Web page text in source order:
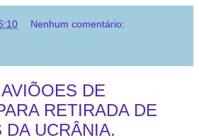
Nenhum comentário:
DE
RETIRADA DE
DA UCRÂNIA.